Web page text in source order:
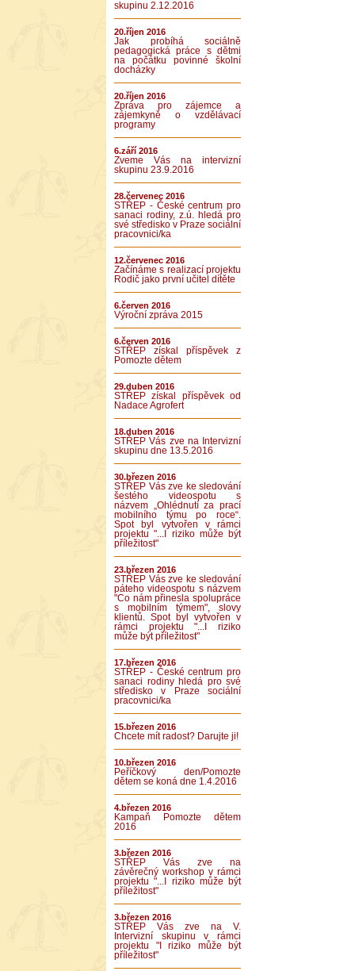
skupinu 2.12.2016
20.říjen 2016
Jak probíhá sociálně
pedagogická práce s dětmi
na počátku povinné školní
docházky
20.říjen 2016
Zpráva pro zájemce a
zájemkyně o vzdělávací
programy
6.září 2016
Zveme Vás na intervizní
skupinu 23.9.2016
28.červenec 2016
STŘEP - České centrum pro
sanaci rodiny, z.ú. hledá pro
své středisko v Praze sociální
pracovnici/ka
12.červenec 2016
Začínáme s realizací projektu
Rodič jako první učitel dítěte
6.červen 2016
Výroční zpráva 2015
6.červen 2016
STŘEP získal příspěvek z
Pomozte dětem
29.duben 2016
STŘEP získal příspěvek od
Nadace Agrofert
18.duben 2016
STŘEP Vás zve na Intervizní
skupinu dne 13.5.2016
30.březen 2016
STŘEP Vás zve ke sledování
šestého videospotu s
názvem „Ohlédnutí za prací
mobilního týmu po roce“.
Spot byl vytvořen v rámci
projektu "...I riziko může být
příležitost"
23.březen 2016
STŘEP Vás zve ke sledování
páteho videospotu s názvem
"Co nám přinesla spolupráce
s mobilním týmem", slovy
klientů. Spot byl vytvořen v
rámci projektu "...I riziko
může být příležitost"
17.březen 2016
STŘEP - České centrum pro
sanaci rodiny hledá pro své
středisko v Praze sociální
pracovnici/ka
15.březen 2016
Chcete mít radost? Darujte ji!
10.březen 2016
Peříčkový den/Pomozte
dětem se koná dne 1.4.2016
4.březen 2016
Kampaň Pomozte dětem
2016
3.březen 2016
STŘEP Vás zve na
závěrečný workshop v rámci
projektu "...I riziko může být
příležitost"
3.březen 2016
STŘEP Vás zve na V.
Intervizní skupinu v rámci
projektu "I riziko může být
příležitost"